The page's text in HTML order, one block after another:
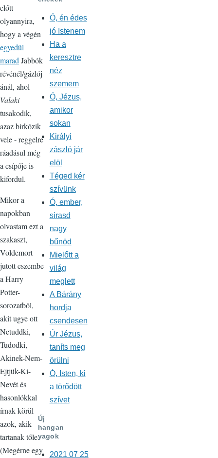
előtt
olyannyira,
hogy a végén
egyedül
maradJabbók
révénél/gázlój
ánál, ahol
Valaki
tusakodik,
azaz birkózik
vele - reggelre
ráadásul még
a csípője is
kifordul.
Mikor a
napokban
olvastam ezt a
szakaszt,
Voldemort
jutott eszembe
a Harry
Potter-
sorozatból,
akit ugye ott
Netuddki,
Tudodki,
Akinek-Nem-
Ejtjük-Ki-
Nevét és
hasonlókkal
írnak körül
azok, akik
tartanak tőle.
(Megérne egy
Ó, én édes
jó Istenem
Ha a
keresztre
néz
szemem
Ó, Jézus,
amikor
sokan
Királyi
zászló jár
elöl
Téged kér
szívünk
Ó, ember,
sirasd
nagy
bűnöd
Mielőtt a
világ
meglett
A Bárány
hordja
csendesen
Úr Jézus,
taníts meg
örülni
Ó, Isten, ki
a törődött
szívet
Új
hangan
yagok
2021 07 25